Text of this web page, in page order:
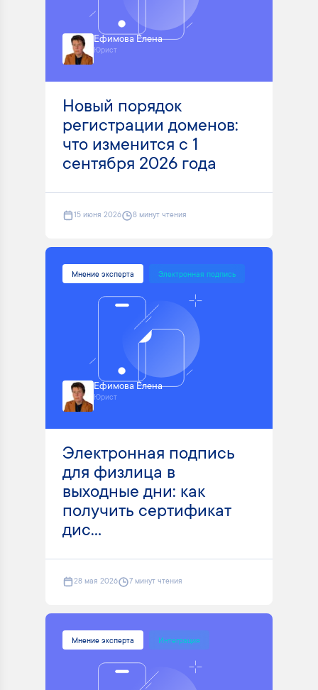
Ефимова Елена
Юрист
Новый порядок
регистрации доменов:
что изменится с 1
сентября 2026 года
15 июня 2026 8 минут чтения
Мнение эксперта Электронная подпись
Ефимова Елена
Юрист
Электронная подпись
для физлица в
выходные дни: как
получить сертификат
дис...
28 мая 2026 7 минут чтения
Мнение эксперта Интеграция